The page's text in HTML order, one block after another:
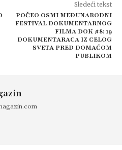
Sledeći tekst
POČEO OSMI MEĐUNARODNI
FESTIVAL DOKUMENTARNOG
FILMA DOK #8: 19
DOKUMENTARACA IZ CELOG
SVETA PRED DOMAĆOM
PUBLIKOM